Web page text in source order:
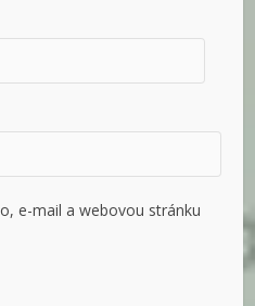
e-mail a webovou stránku